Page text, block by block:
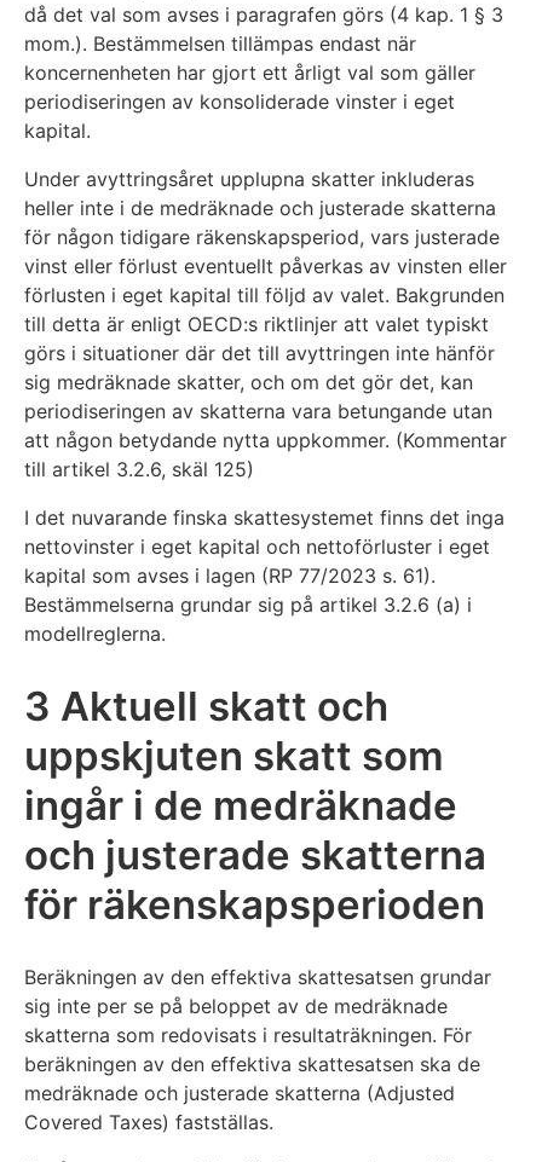
då det val som avses i paragrafen görs (4 kap. 1 § 3
mom.). Bestämmelsen tillämpas endast när
koncernenheten har gjort ett årligt val som gäller
periodiseringen av konsoliderade vinster i eget
kapital.
Under avyttringsåret upplupna skatter inkluderas
heller inte i de medräknade och justerade skatterna
för någon tidigare räkenskapsperiod, vars justerade
vinst eller förlust eventuellt påverkas av vinsten eller
förlusten i eget kapital till följd av valet. Bakgrunden
till detta är enligt OECD:s riktlinjer att valet typiskt
görs i situationer där det till avyttringen inte hänför
sig medräknade skatter, och om det gör det, kan
periodiseringen av skatterna vara betungande utan
att någon betydande nytta uppkommer. (Kommentar
till artikel 3.2.6, skäl 125)
I det nuvarande finska skattesystemet finns det inga
nettovinster i eget kapital och nettoförluster i eget
kapital som avses i lagen (RP 77/2023 s. 61).
Bestämmelserna grundar sig på artikel 3.2.6 (a) i
modellreglerna.
3 Aktuell skatt och
uppskjuten skatt som
ingår i de medräknade
och justerade skatterna
för räkenskapsperioden
Beräkningen av den effektiva skattesatsen grundar
sig inte per se på beloppet av de medräknade
skatterna som redovisats i resultaträkningen. För
beräkningen av den effektiva skattesatsen ska de
medräknade och justerade skatterna (Adjusted
Covered Taxes) fastställas.